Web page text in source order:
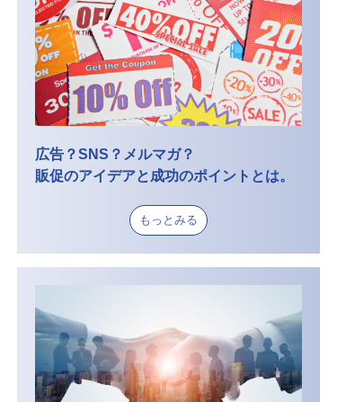
広告？SNS？メルマガ？
販促のアイデアと成功のポイントとは。
もっとみる